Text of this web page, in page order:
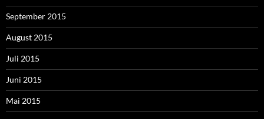
September 2015
August 2015
Juli 2015
Juni 2015
Mai 2015